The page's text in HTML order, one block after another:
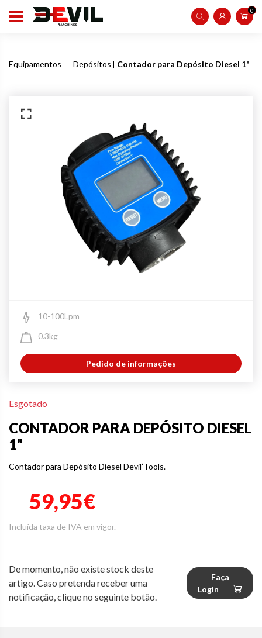
0
Equipamentos Depósitos Contador para Depósito Diesel 1"
10-100Lpm
0.3kg
Pedido de informações
Esgotado
CONTADOR PARA DEPÓSITO DIESEL
1"
Contador para Depósito Diesel Devil’Tools.
59,95€
Incluída taxa de IVA em vigor.
De momento, não existe stock deste
artigo. Caso pretenda receber uma
notificação, clique no seguinte botão.
Faça
Login